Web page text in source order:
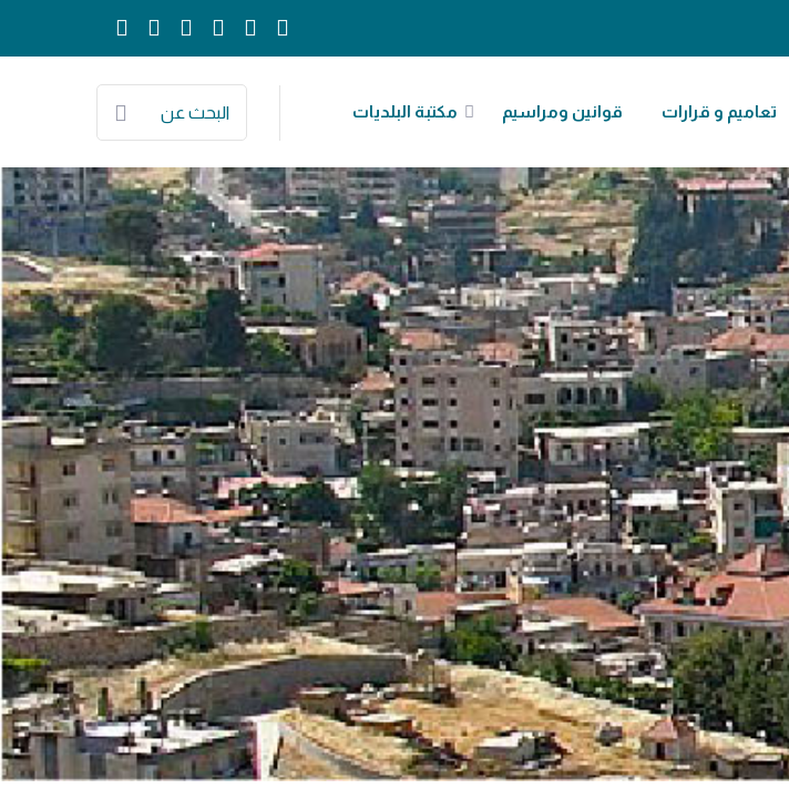
تعاميم و قرارات قوانين ومراسيم مكتبة البلديات البحث عن